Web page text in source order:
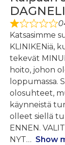
Katsasimme
KLINIKENiä,
tekevät
hoito, johon
olosuhteet,
käynneistä
olleet siellä
ENNEN.
NYT
Show